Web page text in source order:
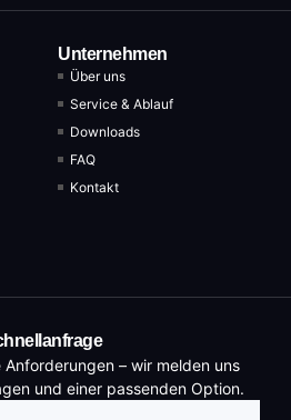
Unternehmen
Über uns
Service & Ablauf
Downloads
FAQ
Kontakt
Anforderungen – wir melden uns
und einer passenden Option.